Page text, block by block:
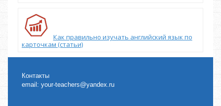
Как правильно изучать английский язык по
карточкам (статьи)
Контакты
email:your-teachers@yandex.ru